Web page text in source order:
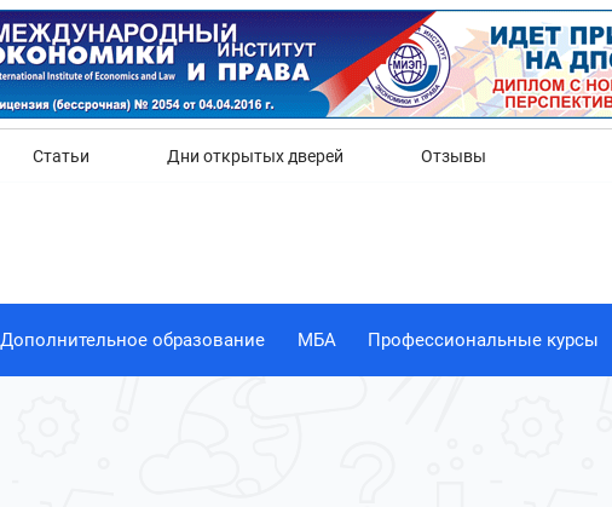
Статьи Дни открытых дверей Отзывы
Дополнительное образование МБА Профессиональные курсы
Нет